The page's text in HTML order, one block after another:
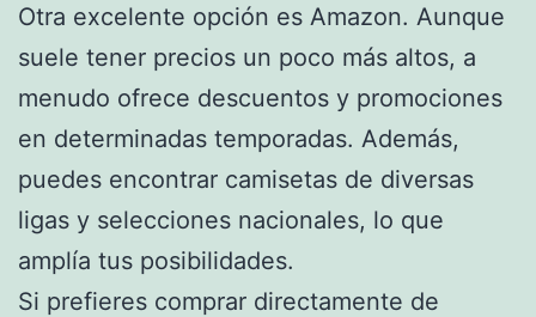
Otra excelente opción es Amazon. Aunque
suele tener precios un poco más altos, a
menudo ofrece descuentos y promociones
en determinadas temporadas. Además,
puedes encontrar camisetas de diversas
ligas y selecciones nacionales, lo que
amplía tus posibilidades.
Si prefieres comprar directamente de